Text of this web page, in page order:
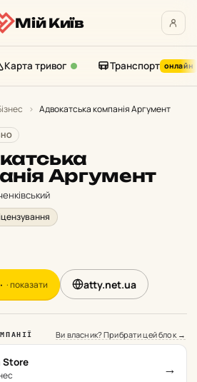
Мій Київ
Карта тривог Транспорт онлайн
› Адвокатська компанія Аргумент
Аргумент
· показати atty.net.ua
Ви власник? Прибрати цей блок →
Store →